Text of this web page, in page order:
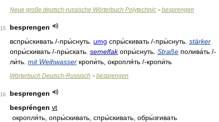
Neue große deutsch-russische Wörterbuch Polytechnic > besprengen
15
besprengen
вспры́скивать /-пры́снуть umg спры́скивать /-пры́снуть stärker
опры́скивать /-пры́скать semelfak опры́снуть Straße полива́ть /-
ли́ть mit Weihwasser кропи́ть окропля́ть /-кропи́ть
Wörterbuch Deutsch-Russisch > besprengen
16
besprengen
bespréngen vt
окропля́ть, опры́скивать, спры́скивать, обры́згивать